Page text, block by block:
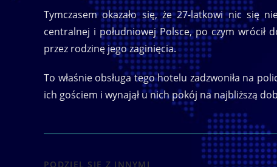
Tymczasem okazało się, że 27-latkowi nic się
centralnej i południowej Polsce, po czym wrócił
przez rodzinę jego zaginięcia.
To właśnie obsługa tego hotelu zadzwoniła na
ich gościem i wynajął u nich pokój na najbliższą
PODZIEL SIĘ Z INNYMI